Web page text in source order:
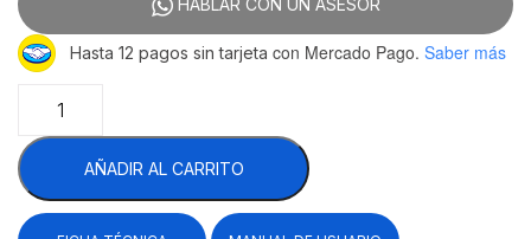
Hasta 12 pagos sin tarjeta con Mercado Pago. Saber más
370L
Tramo
Abierto
Refrigerado
AÑADIR AL CARRITO